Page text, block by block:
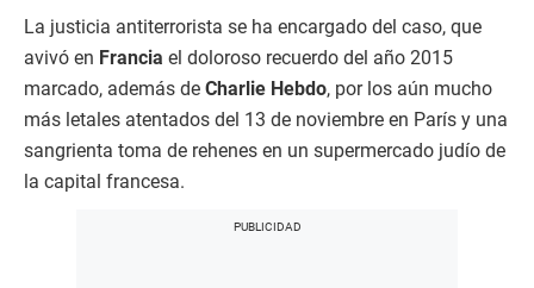
La justicia antiterrorista se ha encargado del caso, que
avivó en Francia el doloroso recuerdo del año 2015
marcado, además de Charlie Hebdo, por los aún mucho
más letales atentados del 13 de noviembre en París y una
sangrienta toma de rehenes en un supermercado judío de
la capital francesa.